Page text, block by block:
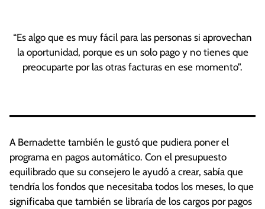
“Es algo que es muy fácil para las personas si aprovechan
la oportunidad, porque es un solo pago y no tienes que
preocuparte por las otras facturas en ese momento”.
A Bernadette también le gustó que pudiera poner el
programa en pagos automático. Con el presupuesto
equilibrado que su consejero le ayudó a crear, sabía que
tendría los fondos que necesitaba todos los meses, lo que
significaba que también se libraría de los cargos por pagos